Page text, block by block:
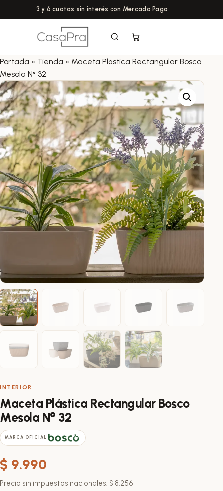
3 y 6 cuotas sin interés con Mercado Pago
Portada » Tienda » Maceta Plástica Rectangular Bosco
Mesola N° 32
INTERIOR
Maceta Plástica Rectangular Bosco
Mesola N° 32
MARCA OFICIAL
$ 9.990
Precio sin impuestos nacionales: $ 8.256